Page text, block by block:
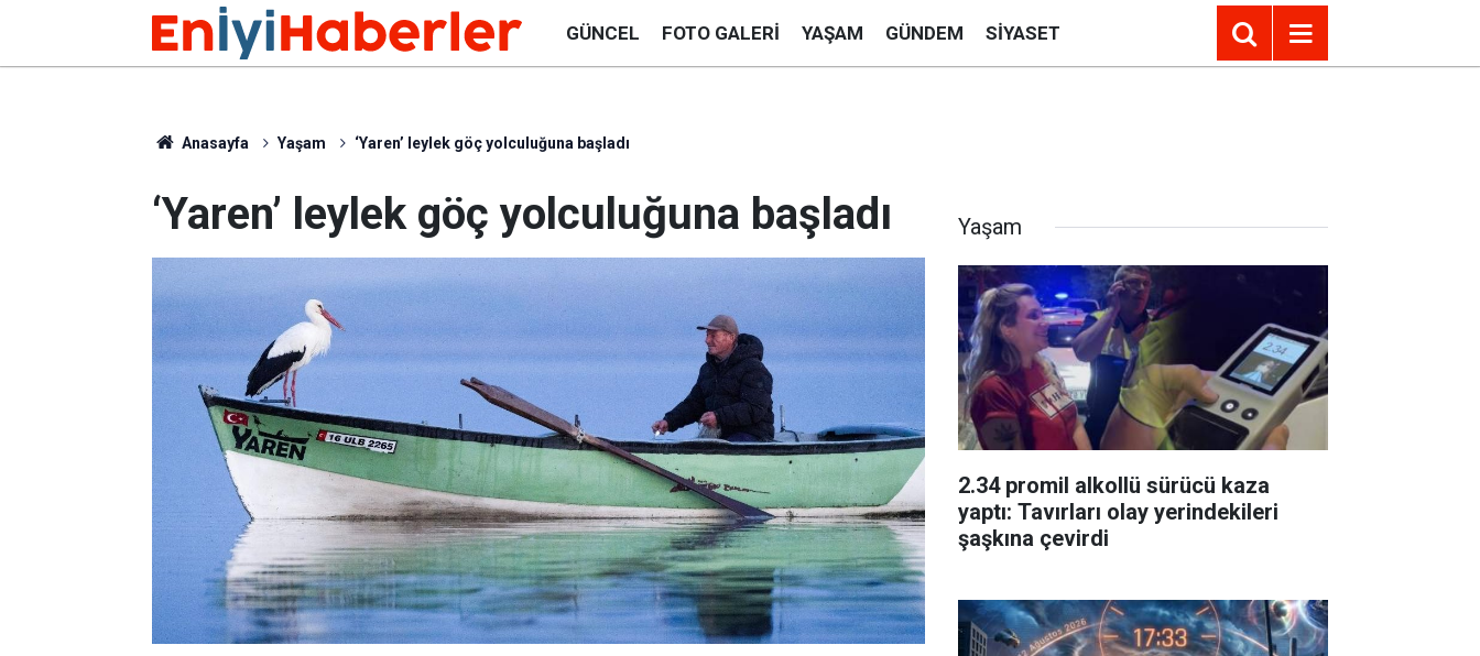
GÜNCEL FOTO GALERI YAŞAM GÜNDEM SIYASET
Anasayfa Yaşam ‘Yaren’ leylek göç yolculuğuna başladı
‘Yaren’ leylek göç yolculuğuna başladı Yaşam
2.34 promil alkollü sürücü kaza
yaptı: Tavırları olay yerindekileri
şaşkına çevirdi